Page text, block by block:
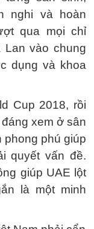
nghi và hoàn
qua mọi chỉ
Lan vào chung
dụng và khoa
Cup 2018, rồi
xem ở sân
phong phú giúp
quyết vấn đề.
giúp UAE lột
là một minh